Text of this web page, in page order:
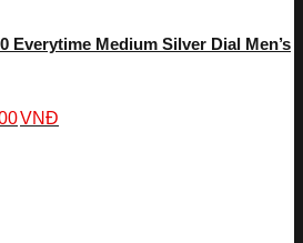
Everytime Medium Silver Dial Men’s
VNĐ